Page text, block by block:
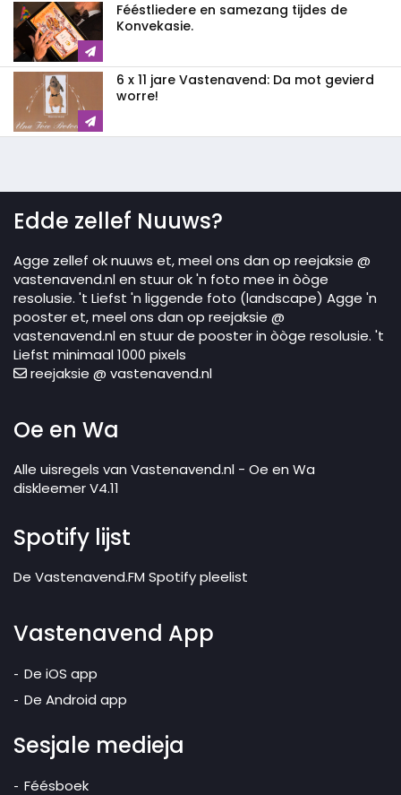
Fééstliedere en samezang tijdes de
Konvekasie.
6 x 11 jare Vastenavend: Da mot gevierd
worre!
Edde zellef Nuuws?
Agge zellef ok nuuws et, meel ons dan op reejaksie @
vastenavend.nl en stuur ok 'n foto mee in òòge
resolusie. 't Liefst 'n liggende foto (landscape) Agge 'n
pooster et, meel ons dan op reejaksie @
vastenavend.nl en stuur de pooster in òòge resolusie. 't
Liefst minimaal 1000 pixels
reejaksie @ vastenavend.nl
Oe en Wa
Alle uisregels van Vastenavend.nl - Oe en Wa
diskleemer V4.11
Spotify lijst
De Vastenavend.FM Spotify pleelist
Vastenavend App
De iOS app
De Android app
Sesjale medieja
Féésboek